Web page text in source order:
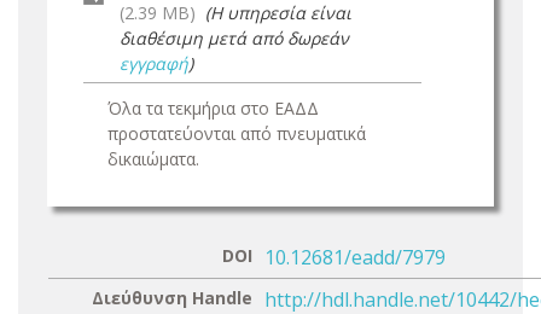
(2.39 MB) (Η υπηρεσία είναι
διαθέσιμη μετά από δωρεάν
εγγραφή)
Όλα τα τεκμήρια στο ΕΑΔΔ
προστατεύονται από πνευματικά
δικαιώματα.
DOI 10.12681/eadd/7979
Διεύθυνση Handle http://hdl.handle.net/10442/